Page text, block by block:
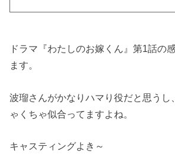
ドラマ『わたしのお嫁くん』第1話の
ます。
波瑠さんがかなりハマり役だと思うし
ゃくちゃ似合ってますよね。
キャスティングよき～